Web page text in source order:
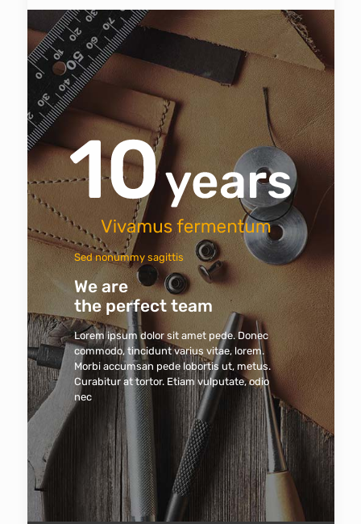
Sed nonummy sagittis
We are
the perfect team
Lorem ipsum dolor sit amet pede. Donec
commodo, tincidunt varius vitae, lorem.
Morbi accumsan pede lobortis ut, metus.
Curabitur at tortor. Etiam vulputate, odio
nec